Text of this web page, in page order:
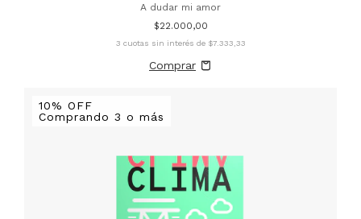
A dudar mi amor
$22.000,00
3 cuotas sin interés de $7.333,33
10% OFF
Comprando 3 o más